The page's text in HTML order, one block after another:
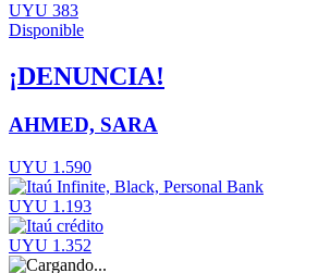
UYU 383
Disponible
¡DENUNCIA!
AHMED, SARA
UYU 1.590
UYU 1.193
UYU 1.352